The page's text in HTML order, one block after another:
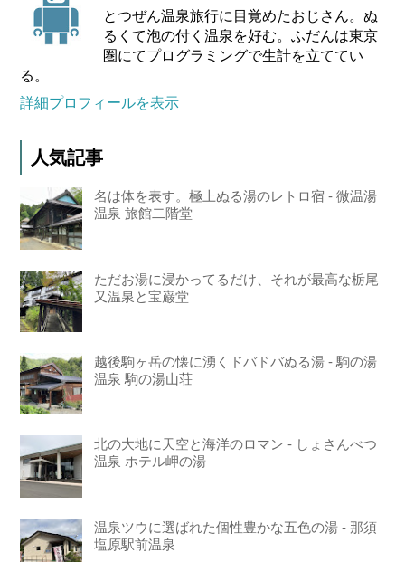
とつぜん温泉旅行に目覚めたおじさん。ぬ
るくて泡の付く温泉を好む。ふだんは東京
圏にてプログラミングで生計を立ててい
る。
詳細プロフィールを表示
人気記事
名は体を表す。極上ぬる湯のレトロ宿 - 微温湯
温泉 旅館二階堂
ただお湯に浸かってるだけ、それが最高な栃尾
又温泉と宝巌堂
越後駒ヶ岳の懐に湧くドバドバぬる湯 - 駒の湯
温泉 駒の湯山荘
北の大地に天空と海洋のロマン - しょさんべつ
温泉 ホテル岬の湯
温泉ツウに選ばれた個性豊かな五色の湯 - 那須
塩原駅前温泉